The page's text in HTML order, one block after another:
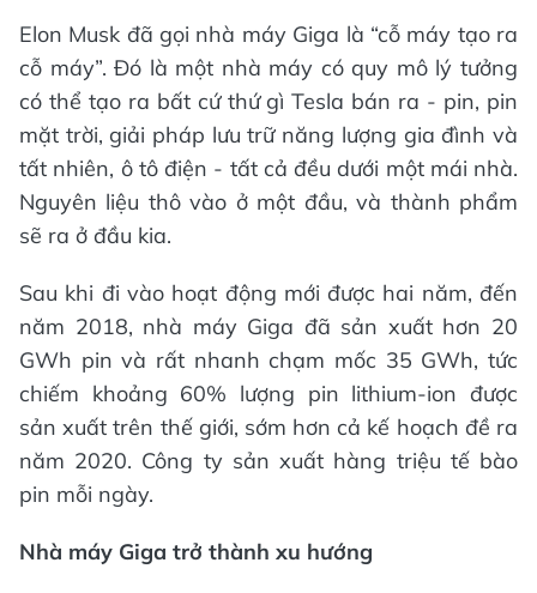
Elon Musk đã gọi nhà máy Giga là “cỗ máy tạo ra
cỗ máy”. Đó là một nhà máy có quy mô lý tưởng
có thể tạo ra bất cứ thứ gì Tesla bán ra - pin, pin
mặt trời, giải pháp lưu trữ năng lượng gia đình và
tất nhiên, ô tô điện - tất cả đều dưới một mái nhà.
Nguyên liệu thô vào ở một đầu, và thành phẩm
sẽ ra ở đầu kia.
Sau khi đi vào hoạt động mới được hai năm, đến
năm 2018, nhà máy Giga đã sản xuất hơn 20
GWh pin và rất nhanh chạm mốc 35 GWh, tức
chiếm khoảng 60% lượng pin lithium-ion được
sản xuất trên thế giới, sớm hơn cả kế hoạch đề ra
năm 2020. Công ty sản xuất hàng triệu tế bào
pin mỗi ngày.
Nhà máy Giga trở thành xu hướng